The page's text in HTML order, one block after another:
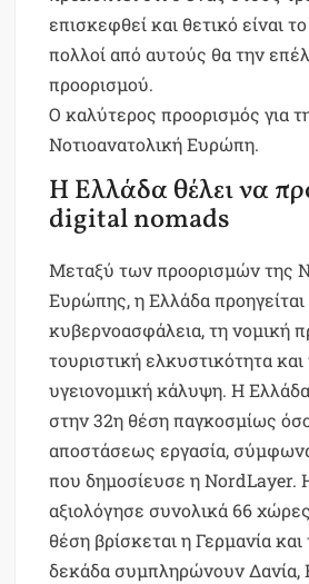
επισκεφθεί και θετικό είναι
πολλοί από αυτούς θα την
προορισμού.
Ο καλύτερος προορισμός για
Νοτιοανατολική Ευρώπη.
Η Ελλάδα θέλει να
digital nomads
Μεταξύ των προορισμών της
Ευρώπης, η Ελλάδα
κυβερνοασφάλεια, τη νομική
τουριστική ελκυστικότητα
υγειονομική κάλυψη. Η
στην 32η θέση παγκοσμίως
αποστάσεως εργασία,
που δημοσίευσε η NordLayer.
αξιολόγησε συνολικά 66
θέση βρίσκεται η Γερμανία
δεκάδα συμπληρώνουν Δανία,